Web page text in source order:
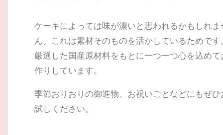
ケーキによっては味が濃いと思われるかもしれま
ん。これは素材そのものを活かしているためです
厳選した国産原材料をもとに一つ一つ心を込めて
作りしています。
季節おりおりの御進物、お祝いごとなどにもぜひ
試しください。